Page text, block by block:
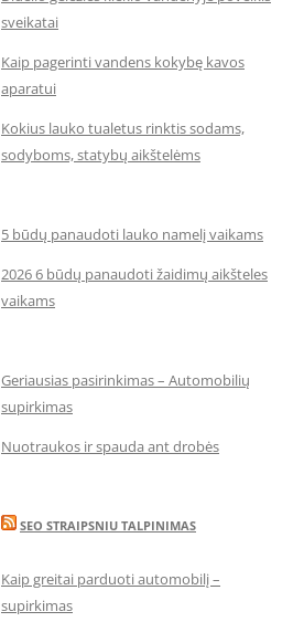
sveikatai
Kaip pagerinti vandens kokybę kavos
aparatui
Kokius lauko tualetus rinktis sodams,
sodyboms, statybų aikštelėms
5 būdų panaudoti lauko namelį vaikams
2026 6 būdų panaudoti žaidimų aikšteles
vaikams
Geriausias pasirinkimas – Automobilių
supirkimas
Nuotraukos ir spauda ant drobės
SEO STRAIPSNIU TALPINIMAS
Kaip greitai parduoti automobilį –
supirkimas